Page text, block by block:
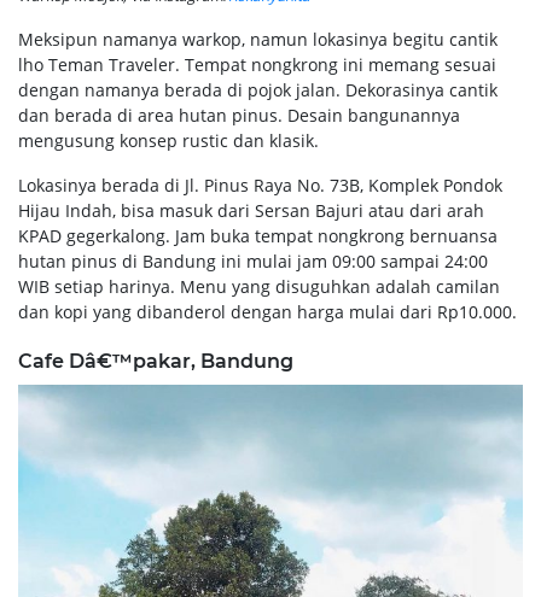
Meksipun namanya warkop, namun lokasinya begitu cantik
lho Teman Traveler. Tempat nongkrong ini memang sesuai
dengan namanya berada di pojok jalan. Dekorasinya cantik
dan berada di area hutan pinus. Desain bangunannya
mengusung konsep rustic dan klasik.
Lokasinya berada di Jl. Pinus Raya No. 73B, Komplek Pondok
Hijau Indah, bisa masuk dari Sersan Bajuri atau dari arah
KPAD gegerkalong. Jam buka tempat nongkrong bernuansa
hutan pinus di Bandung ini mulai jam 09:00 sampai 24:00
WIB setiap harinya. Menu yang disuguhkan adalah camilan
dan kopi yang dibanderol dengan harga mulai dari Rp10.000.
Cafe Dâ€™pakar, Bandung